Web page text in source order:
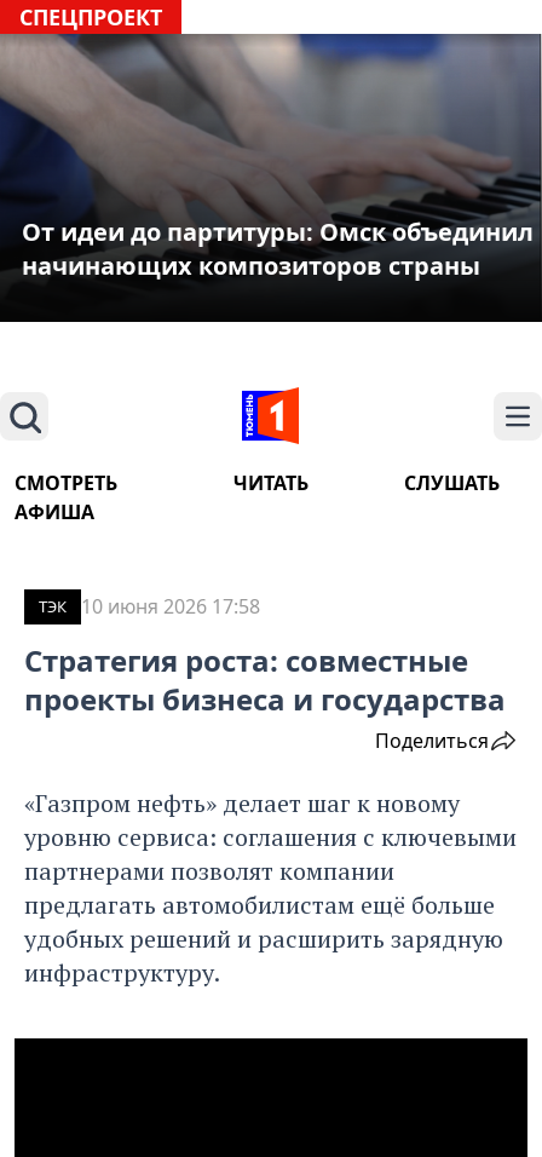
СПЕЦПРОЕКТ
От идеи до партитуры: Омск объединил
начинающих композиторов страны
Поиск
СМОТРЕТЬ ЧИТАТЬ
СЛУШАТЬ
АФИША
ТЭК 10 июня 2026 17:58
Стратегия роста: совместные
проекты бизнеса и государства
Поделиться
«Газпром нефть» делает шаг к новому
уровню сервиса: соглашения с ключевыми
партнерами позволят компании
предлагать автомобилистам ещё больше
удобных решений и расширить зарядную
инфраструктуру.